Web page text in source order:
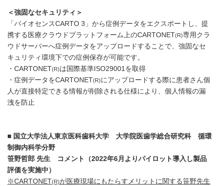
＜強固なセキュリティ＞
「バイオセンスCARTO 3」から症例データをエクスポートし、提
携する医療クラウドプラットフォーム上のCARTONET(R)専用クラ
ウドサーバーへ症例データをアップロードすることで、強固なセ
キュリティ環境下での症例保存が可能です。
・CARTONET(R)は国際基準ISO29001を取得
・症例データをCARTONET(R)にアップロードする際に患者さん個
人が直接特定できる情報が削除される仕様により、個人情報の漏
洩を防止
■ 国立大学法人東京医科歯科大学 大学院医歯学総合研究科 循環
制御内科学分野
笹野哲郎 先生 コメント（2022年6月よりパイロット導入し製品
評価を実施中）
※CARTONET(R)が医療現場にもたらすメリットに関する笹野先生